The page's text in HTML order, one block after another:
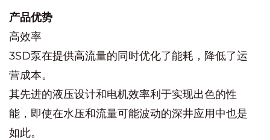
产品优势
高效率
3SD泵在提供高流量的同时优化了能耗，降低了运
营成本。
其先进的液压设计和电机效率利于实现出色的性
能，即使在水压和流量可能波动的深井应用中也是
如此。